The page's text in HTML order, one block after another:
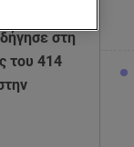
στη
του 414